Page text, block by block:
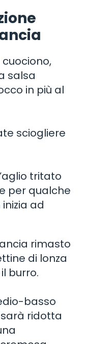
salsa
in più al
sciogliere
tritato
per qualche
ad
rimasto
di lonza
burro.
basso
ridotta